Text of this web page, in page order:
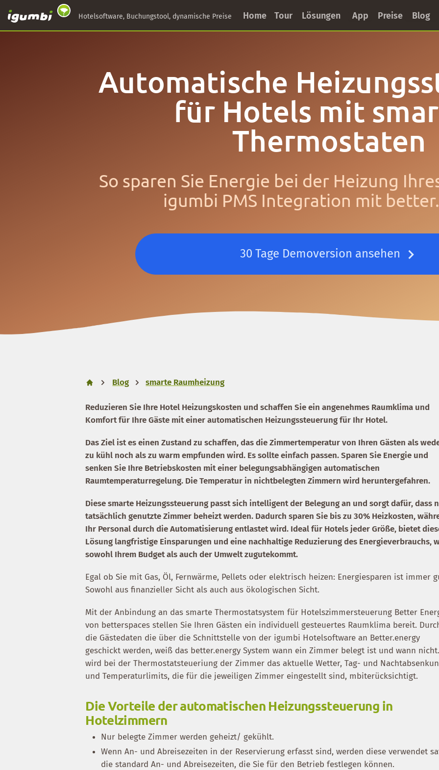
Hotelsoftware, Buchungstool, dynamische Preise Home Tour Lösungen App Preise Blog
Automatische
für Hotels mit
Thermostaten
So sparen Sie Energie bei der Heizung
igumbi PMS Integration mit
30 Tage Demoversion ansehen
Blog smarte Raumheizung
Reduzieren Sie Ihre Hotel Heizungskosten und schaffen Sie ein angenehmes Raumklima und
Komfort für Ihre Gäste mit einer automatischen Heizungssteuerung für Ihr Hotel.
Das Ziel ist es einen Zustand zu schaffen, das die Zimmertemperatur von Ihren Gästen als
zu kühl noch als zu warm empfunden wird. Es sollte einfach passen. Sparen Sie Energie und
senken Sie Ihre Betriebskosten mit einer belegungsabhängigen automatischen
Raumtemperaturregelung. Die Temperatur in nichtbelegten Zimmern wird heruntergefahren.
Diese smarte Heizungssteuerung passt sich intelligent der Belegung an und sorgt dafür, dass
tatsächlich genutzte Zimmer beheizt werden. Dadurch sparen Sie bis zu 30% Heizkosten,
Ihr Personal durch die Automatisierung entlastet wird. Ideal für Hotels jeder Größe, bietet
Lösung langfristige Einsparungen und eine nachhaltige Reduzierung des Energieverbrauchs,
sowohl Ihrem Budget als auch der Umwelt zugutekommt.
Egal ob Sie mit Gas, Öl, Fernwärme, Pellets oder elektrisch heizen: Energiesparen ist immer
Sowohl aus finanzieller Sicht als auch aus ökologischen Sicht.
Mit der Anbindung an das smarte Thermostatsystem für Hotelszimmersteuerung Better
von betterspaces stellen Sie Ihren Gästen ein individuell gesteuertes Raumklima bereit.
die Gästedaten die über die Schnittstelle von der igumbi Hotelsoftware an Better.energy
geschickt werden, weiß das better.energy System wann ein Zimmer belegt ist und wann
wird bei der Thermostatsteueriung der Zimmer das aktuelle Wetter, Tag- und
und Temperaturlimits, die für die jeweiligen Zimmer eingestellt sind, mbiterücksichtigt.
Die Vorteile der automatischen Heizungssteuerung in
Hotelzimmern
Nur belegte Zimmer werden geheizt/ gekühlt.
Wenn An- und Abreisezeiten in der Reservierung erfasst sind, werden diese verwendet
die standard An- und Abreisezeiten, die Sie für den Betrieb festlegen können.